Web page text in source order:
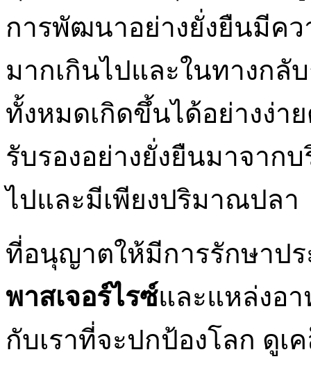
การพัฒนาอย่างยั่งยืนมีค
มากเกินไปและในทางกลั
ทั้งหมดเกิดขึ้นได้อย่างง่
รับรองอย่างยั่งยืนมาจาก
ไปและมีเพียงปริมาณปลา
ที่อนุญาตให้มีการรักษาป
พาสเจอร์ไรซ์และแหล่งอ
กับเราที่จะปกป้องโลก ดู